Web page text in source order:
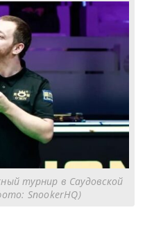
турнир в Саудовской
SnookerHQ)